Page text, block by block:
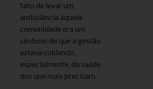
fato de levar um
ambulância àquela
comunidade era um
símbolo de que a gestão
estava cuidando,
especialmente, da saúde
dos que mais precisam.